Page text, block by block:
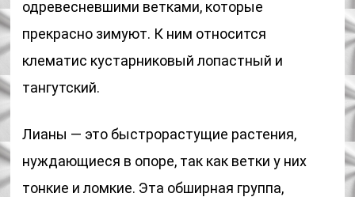
одревесневшими ветками, которые
прекрасно зимуют. К ним относится
клематис кустарниковый лопастный и
тангутский.
Лианы — это быстрорастущие растения,
нуждающиеся в опоре, так как ветки у них
тонкие и ломкие. Эта обширная группа,